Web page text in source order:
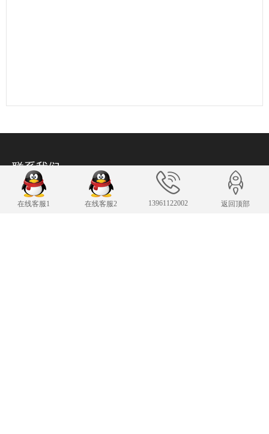
联系我们
24小时服务热线
13961122002
在线客服1 在线客服2 13961122002 返回顶部